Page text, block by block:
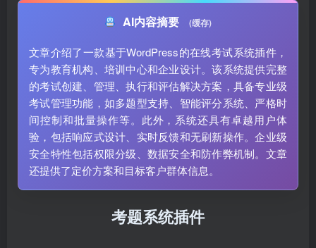
AI内容摘要 (缓存)
文章介绍了一款基于WordPress的在线考试系统插件，
专为教育机构、培训中心和企业设计。该系统提供完整
的考试创建、管理、执行和评估解决方案，具备专业级
考试管理功能，如多题型支持、智能评分系统、严格时
间控制和批量操作等。此外，系统还具有卓越用户体
验，包括响应式设计、实时反馈和无刷新操作。企业级
安全特性包括权限分级、数据安全和防作弊机制。文章
还提供了定价方案和目标客户群体信息。
考题系统插件